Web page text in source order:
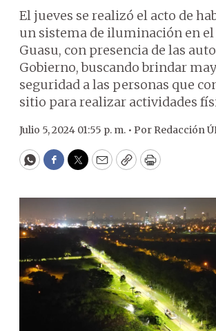
El jueves se realizó el acto de
un sistema de iluminación en el
Guasu, con presencia de las
Gobierno, buscando brindar
seguridad a las personas que
sitio para realizar actividades
Julio 5, 2024 01:55 p. m. • Por Redacción
WhatsApp
Facebook
Twitter
EmailCopyPrint